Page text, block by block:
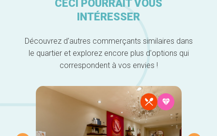
CECI POURRAIT VOUS
INTÉRESSER
Découvrez d'autres commerçants similaires dans
le quartier et explorez encore plus d'options qui
correspondent à vos envies !